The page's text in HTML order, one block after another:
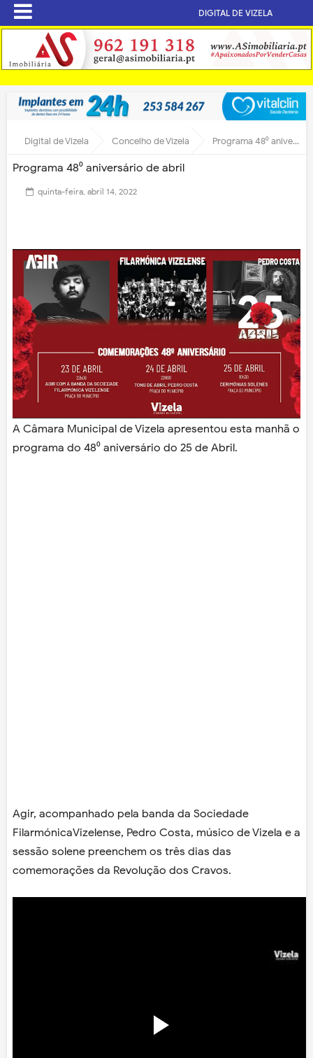
DIGITAL DE VIZELA
Digital de Vizela Concelho de Vizela Programa 48⁰ aniversário de abril
Programa 48⁰ aniversário de abril
quinta-feira, abril 14, 2022
A Câmara Municipal de Vizela apresentou esta manhã o
programa do 48⁰ aniversário do 25 de Abril.
Agir, acompanhado pela banda da Sociedade
FilarmónicaVizelense, Pedro Costa, músico de Vizela e a
sessão solene preenchem os três dias das
comemorações da Revolução dos Cravos.